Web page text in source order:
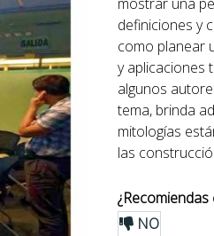
definiciones y
como planear
y aplicaciones
algunos
tema, brinda
mitologías
las
NO